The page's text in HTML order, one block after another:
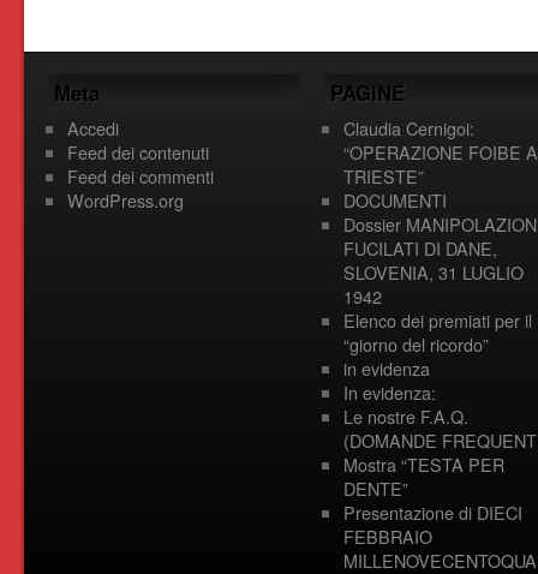
Meta
Accedi
Feed dei contenuti
Feed dei commenti
WordPress.org
PAGINE
Claudia Cernigoi:
“OPERAZIONE FOIBE A
TRIESTE”
DOCUMENTI
Dossier
FUCILATI DI DANE,
SLOVENIA, 31 LUGLIO
1942
Elenco dei premiati per il
“giorno del ricordo”
in evidenza
In evidenza:
Le nostre F.A.Q.
(DOMANDE
Mostra “TESTA PER
DENTE”
Presentazione di DIECI
FEBBRAIO